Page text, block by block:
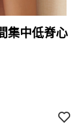
集中低脊心